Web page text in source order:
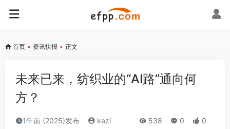
首页 • 资讯快报 • 正文
未来已来，纺织业的“AI路”通向何
方？
1年前 (2025)发布 kazi 538 0 0